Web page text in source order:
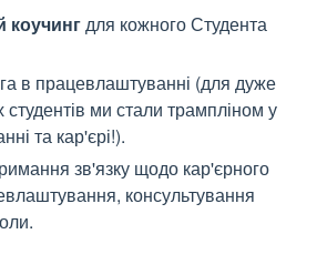
коучингдля кожного Студента
в працевлаштуванні (для дуже
ми стали трампліном у
та кар'єрі!).
зв'язку щодо кар'єрного
консультування